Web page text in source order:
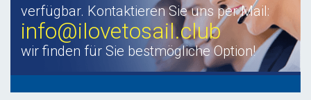
verfügbar. Kontaktieren Sie uns per Mail:
info@ilovetosail.club
wir finden für Sie bestmögliche Option!